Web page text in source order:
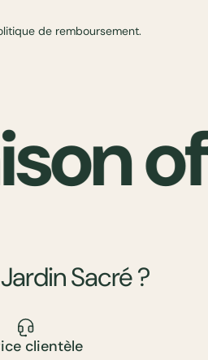
de remboursement.
JardinSacré?
clientèle